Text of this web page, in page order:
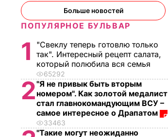
Больше новостей
ПОПУЛЯРНОЕ БУЛЬВАР
1
"Свеклу теперь готовлю только
так". Интересный рецепт салата,
который полюбила вся семья
65292
2"Я не привык быть вторым
номером". Как золотой медалист
стал главнокомандующим ВСУ –
самое интересное о Драпатом
33463
"Такие могут неожиданно